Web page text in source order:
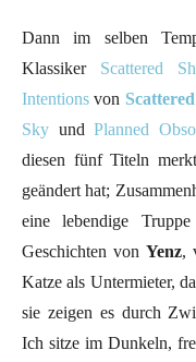
Dann im selben
Klassiker Scattered
Intentions von
Sky und Planned
diesen fünf Titeln
geändert hat;
eine lebendige
Geschichten von Yenz,
Katze als Untermieter,
sie zeigen es durch
Ich sitze im Dunkeln,